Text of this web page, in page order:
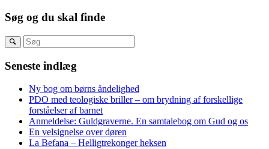
Søg og du skal finde
Seneste indlæg
Ny bog om børns åndelighed
PDO med teologiske briller – om brydning af forskellige
forståelser af barnet
Anmeldelse: Guldgraverne. En samtalebog om Gud og os
En velsignelse over døren
La Befana – Helligtrekonger heksen